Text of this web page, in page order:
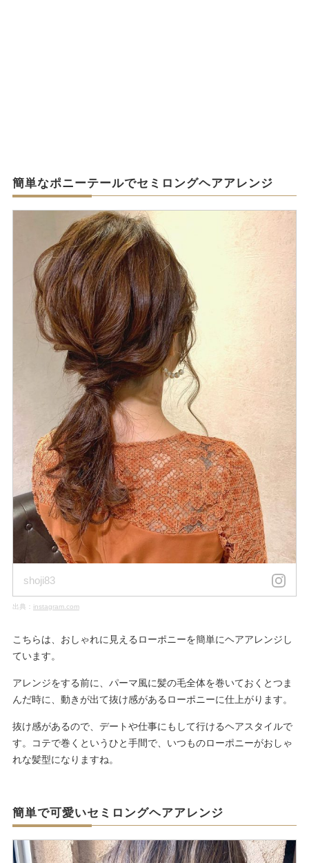
簡単なポニーテールでセミロングヘアアレンジ
shoji83
出典： instagram.com
こちらは、おしゃれに見えるローポニーを簡単にヘアアレンジし
ています。
アレンジをする前に、パーマ風に髪の毛全体を巻いておくとつま
んだ時に、動きが出て抜け感があるローポニーに仕上がります。
抜け感があるので、デートや仕事にもして行けるヘアスタイルで
す。コテで巻くというひと手間で、いつものローポニーがおしゃ
れな髪型になりますね。
簡単で可愛いセミロングヘアアレンジ